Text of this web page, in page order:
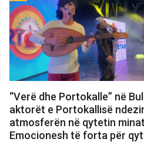
“Verë dhe Portokalle” në
aktorët e Portokallisë
atmosferën në qytetin
Emocionesh të forta për